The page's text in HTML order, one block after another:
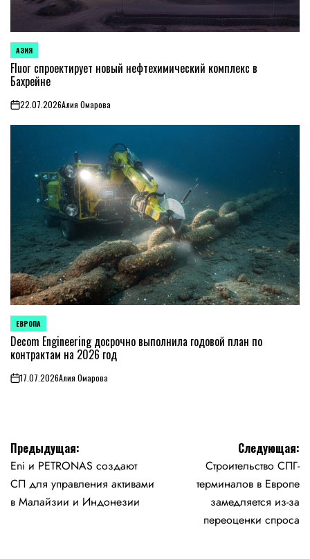
ОПУБЛИКОВАНО
В
АЗИЯ
Fluor спроектирует новый нефтехимический комплекс в
Бахрейне
on22.07.2026Алия Омарова
ОПУБЛИКОВАНО
В
ЕВРОПА
Decom Engineering досрочно выполнила годовой план по
контрактам на 2026 год
on17.07.2026Алия Омарова
Навигация
по
записям
Предыдущая:
Eni и PETRONAS создают
СП для управления активами
в Малайзии и Индонезии
Следующая:
Строительство СПГ-
терминалов в Европе
замедляется из-зa
переоценки спроса